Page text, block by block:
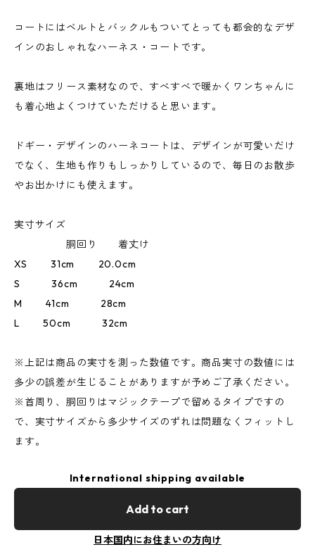
コートにはベルトとバックルもついてとっても都会的なデザ
インのおしゃれなハーネス・コートです。
裏地はフリース素材なので、すべすべで暖かくワンちゃんに
も着心地よくつけていただけると思います。
ドギー・デザインのハーネコートは、デザインが可愛いだけ
でなく、生地も作りもしっかりしているので、毎日のお散歩
やお出かけにも使えます。
実寸サイズ
胴回り 着丈け
XS 31cm 20.0cm
S 36cm 24cm
M 41cm 28cm
L 50cm 32cm
※上記は商品の実寸を測った数値です。商品実寸の数値には
多少の誤差が生じることがありますが予めご了承ください。
※首周り、胴回りはマジックテープで留めるタイプですの
で、実寸サイズから多少サイズのずれは問題なくフィットし
ます。
International shipping available
Add to cart
日本国内にお住まいの方向け